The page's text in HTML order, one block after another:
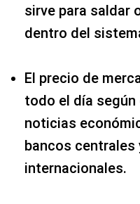
sirve para saldar
dentro del
El precio de
todo el día
noticias
bancos
internacionales.